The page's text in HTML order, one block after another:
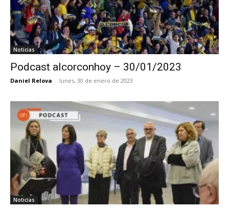
Noticias
Podcast alcorconhoy – 30/01/2023
Daniel Relova - lunes, 30 de enero de 2023
Noticias